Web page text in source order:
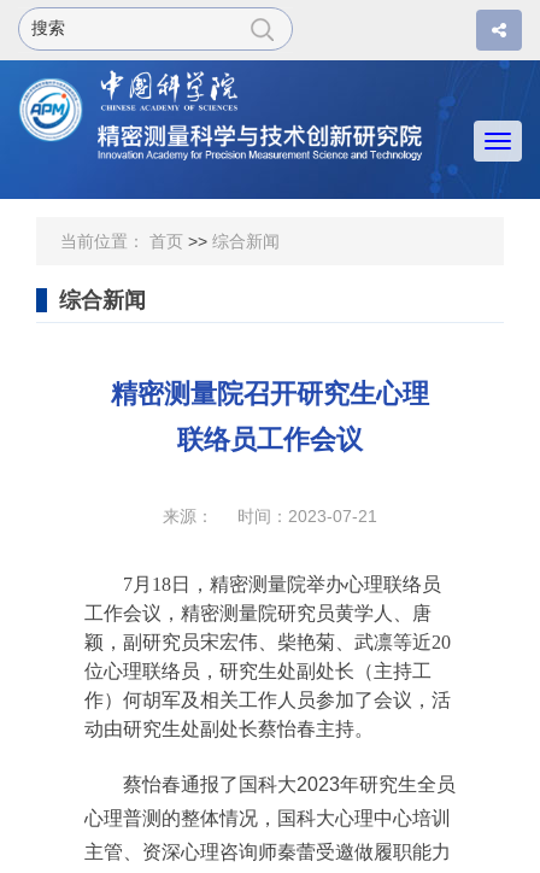
当前位置： 首页 >> 综合新闻
综合新闻
精密测量院召开研究生心理
联络员工作会议
来源： 时间：2023-07-21
7月18日，精密测量院举办心理联络员
工作会议，精密测量院研究员黄学人、唐
颖，副研究员宋宏伟、柴艳菊、武凛等近20
位心理联络员，研究生处副处长（主持工
作）何胡军及相关工作人员参加了会议，活
动由研究生处副处长蔡怡春主持。
蔡怡春通报了国科大2023年研究生全员
心理普测的整体情况，国科大心理中心培训
主管、资深心理咨询师秦蕾受邀做履职能力